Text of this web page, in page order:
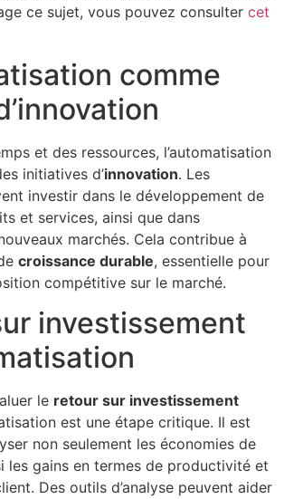
ce sujet, vous pouvez consulter cet
comme
et des ressources, l’automatisation
initiatives d’innovation. Les
investir dans le développement de
et services, ainsi que dans
marchés. Cela contribue à
croissance durable, essentielle pour
compétitive sur le marché.
investissement
le retour sur investissement
est une étape critique. Il est
non seulement les économies de
les gains en termes de productivité et
Des outils d’analyse peuvent aider